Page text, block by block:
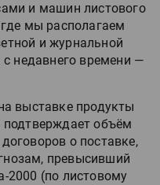
и машин листового
мы располагаем
и журнальной
с недавнего времени —
выставке продукты
подтверждает объём
о поставке,
превысивший
2000 (по листовому